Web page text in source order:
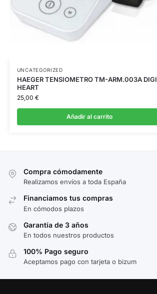
UNCATEGORIZED
HAEGER TENSIOMETRO TM-ARM.003A DIGI
HEART
25,00 €
Añadir al carrito
Compra cómodamente
Realizamos envíos a toda España
Financiamos tus compras
En cómodos plazos
Garantía de 3 años
En todos nuestros productos
100% Pago seguro
Aceptamos pago con tarjeta o bizum